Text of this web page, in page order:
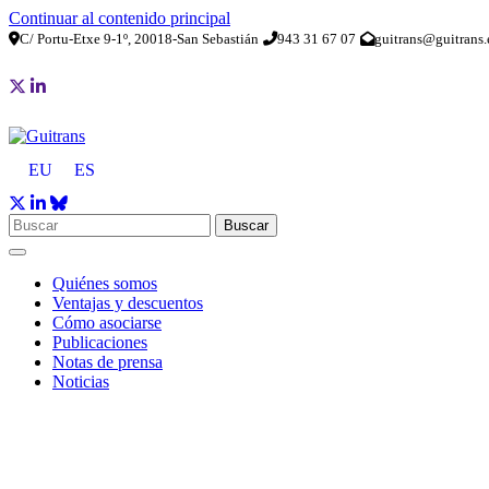
Continuar al contenido principal
C/ Portu-Etxe 9-1º, 20018-San Sebastián 943 31 67 07
EU ES
Buscar
Quiénes somos
Ventajas y descuentos
Cómo asociarse
Publicaciones
Notas de prensa
Noticias